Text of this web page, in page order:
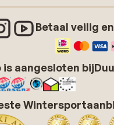
Betaal veilig
is aangesloten bij